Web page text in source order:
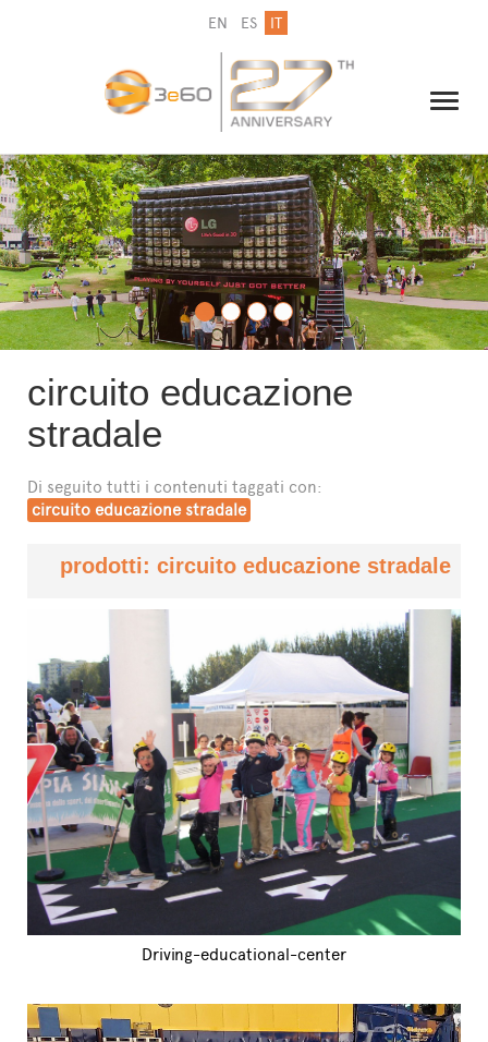
EN ES IT
IL GRUPPO
NEWSLETTER
CONTATTI
circuito educazione
stradale
Di seguito tutti i contenuti taggati con:
circuito educazione stradale
prodotti: circuito educazione stradale
Driving-educational-center